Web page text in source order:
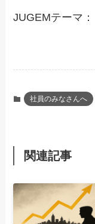
JUGEMテーマ：
社員のみなさんへ
関連記事